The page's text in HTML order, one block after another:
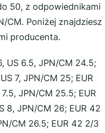
50, z odpowiednikami
CM. Poniżej znajdziesz
producenta.
US 6.5, JPN/CM 24.5;
7, JPN/CM 25; EUR
JPN/CM 25.5; EUR
8, JPN/CM 26; EUR 42
CM 26.5; EUR 42 2/3